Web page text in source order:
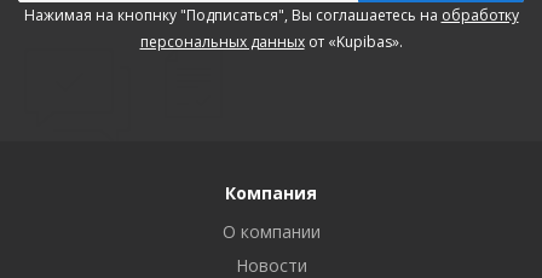
Нажимая на кнопнку "Подписаться", Вы соглашаетесь на обработку
персональных данныхот «Kupibas».
Компания
О компании
Новости